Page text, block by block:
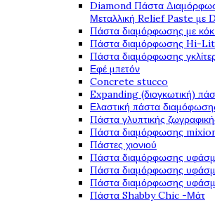
Diamond Πάστα
Μεταλλική Relief Paste με
Πάστα διαμόρφωσης με
Πάστα διαμόρφωσης Hi-
Πάστα διαμόρφωσης
Εφέ μπετόν
Concrete stucco
Expanding (διογκωτική)
Ελαστική πάστα
Πάστα γλυπτικής
Πάστα διαμόρφωσης
Πάστες χιονιού
Πάστα διαμόρφωσης
Πάστα διαμόρφωσης
Πάστα διαμόρφωσης
Πάστα Shabby Chic -Μάτ